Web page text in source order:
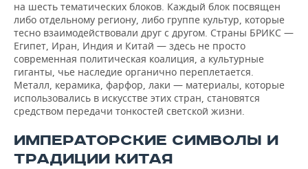
на шесть тематических блоков. Каждый блок посвящен
либо отдельному региону, либо группе культур, которые
тесно взаимодействовали друг с другом. Страны БРИКС —
Египет, Иран, Индия и Китай — здесь не просто
современная политическая коалиция, а культурные
гиганты, чье наследие органично переплетается.
Металл, керамика, фарфор, лаки — материалы, которые
использовались в искусстве этих стран, становятся
средством передачи тонкостей светской жизни.
ИМПЕРАТОРСКИЕ СИМВОЛЫ И
ТРАДИЦИИ КИТАЯ